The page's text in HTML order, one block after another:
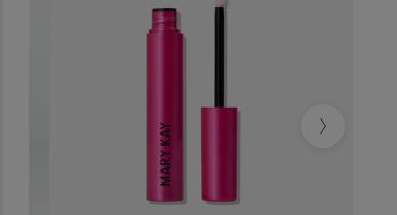
Next